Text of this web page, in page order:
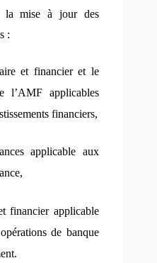
la mise à jour des
:
et financieret le
l’AMF applicables
financiers,
applicable aux
financier applicable
de banque